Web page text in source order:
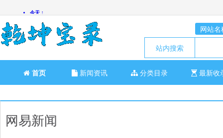
网站名
站内搜索
首页 新闻资讯 分类目录 最新收
网易新闻